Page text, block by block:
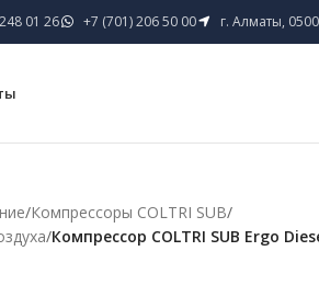
01 26 +7 (701) 206 50 00 г. Алматы,
/Компрессоры COLTRI SUB/
/Компрессор COLTRI SUB Ergo